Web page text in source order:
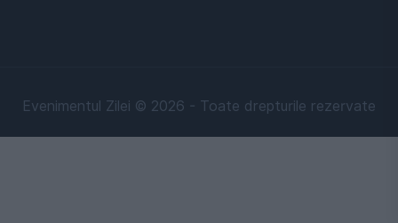
Evenimentul Zilei © 2026 - Toate drepturile rezervate